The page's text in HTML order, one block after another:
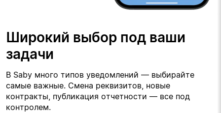
Широкий выбор под ваши
задачи
В Saby много типов уведомлений — выбирайте
самые важные. Смена реквизитов, новые
контракты, публикация отчетности — все под
контролем.